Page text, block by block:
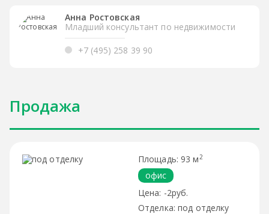
Анна Ростовская
Младший консультант по недвижимости
+7 (495) 258 39 90
Продажа
93 м 2
офис
-2руб.
под отделку